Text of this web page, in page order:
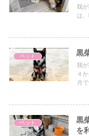
我
は
ペット 黒
我
４
月
ペット
黒
を